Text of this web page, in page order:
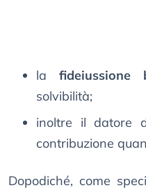
la fideiussione
solvibilità;
inoltre il datore
contribuzione
Dopodiché, come